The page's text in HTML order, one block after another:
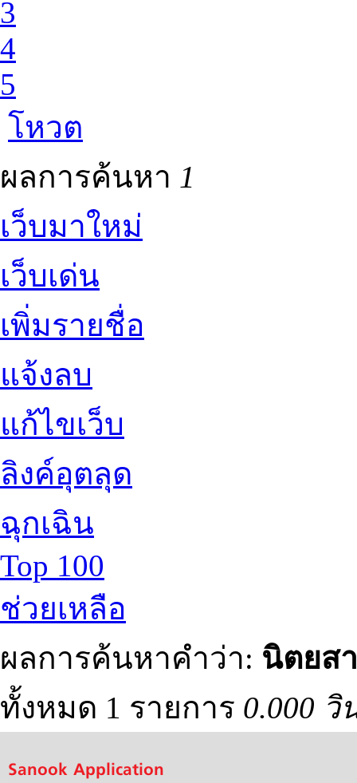
3
4
5
โหวต
ผลการค้นหา 1
เว็บมาใหม่
เว็บเด่น
เพิ่มรายชื่อ
แจ้งลบ
แก้ไขเว็บ
ลิงค์อุตลุด
ฉุกเฉิน
Top 100
ช่วยเหลือ
ผลการค้นหาคำว่า: นิตยส
ทั้งหมด 1 รายการ 0.000 วิ
Sanook Application